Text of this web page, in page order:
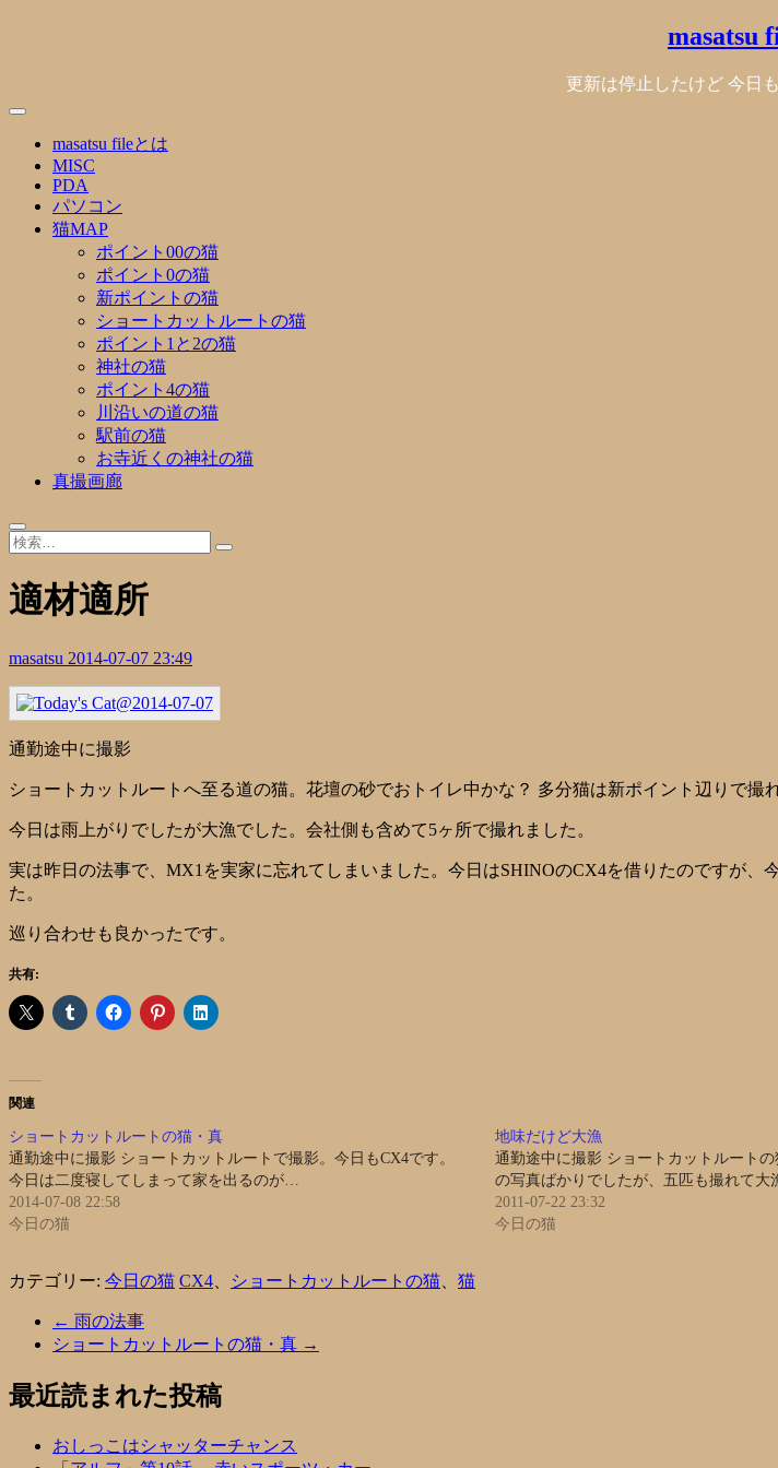
masatsu
更新は停止したけど 今日
masatsu fileとは
MISC
PDA
パソコン
猫MAP
ポイント00の猫
ポイント0の猫
新ポイントの猫
ショートカットルートの猫
ポイント1と2の猫
神社の猫
ポイント4の猫
川沿いの道の猫
駅前の猫
お寺近くの神社の猫
真撮画廊
適材適所
masatsu 2014-07-07 23:49
通勤途中に撮影
ショートカットルートへ至る道の猫。花壇の砂でおトイレ中かな？ 多分猫は新ポイント辺りで撮
今日は雨上がりでしたが大漁でした。会社側も含めて5ヶ所で撮れました。
実は昨日の法事で、MX1を実家に忘れてしまいました。今日はSHINOのCX4を借りたのですが
た。
巡り合わせも良かったです。
共有:
関連
ショートカットルートの猫・真
通勤途中に撮影 ショートカットルートで撮影。今日もCX4です。
今日は二度寝してしまって家を出るのが…
2014-07-08 22:58
今日の猫
地味だけど大漁
通勤途中に撮影 ショートカットルート
の写真ばかりでしたが、五匹も撮れて大
2011-07-22 23:32
今日の猫
カテゴリー: 今日の猫 CX4 ショートカットルートの猫 猫
← 雨の法事
ショートカットルートの猫・真 →
最近読まれた投稿
おしっこはシャッターチャンス